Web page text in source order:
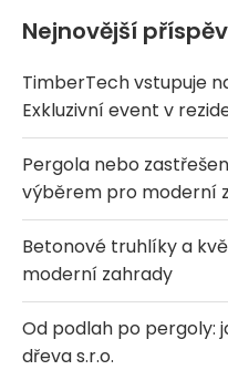
Nejnovější
TimberTech vstupuje
Exkluzivní event v
Pergola nebo
výběrem pro moderní
Betonové truhlíky a
moderní zahrady
Od podlah po pergoly:
dřeva s.r.o.